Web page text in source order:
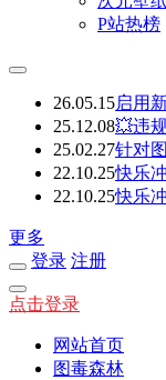
P站热榜
26.05.15启用
25.12.08💥违
25.02.27针对
22.10.25快乐
22.10.25快乐
更多
登录 注册
点击登录
网站首页
图毒森林